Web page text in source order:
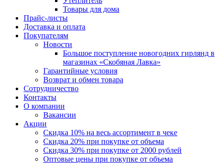
Товары для дома
Прайс-листы
Доставка и оплата
Покупателям
Новости
Большое поступление новогодних гирлянд в
магазинах «Скобяная Лавка»
Гарантийные условия
Возврат и обмен товара
Сотрудничество
Контакты
О компании
Вакансии
Акции
Скидка 10% на весь ассортимент в чеке
Скидка 20% при покупке от объема
Скидка 30% при покупке от 2000 рублей
Оптовые цены при покупке от объема